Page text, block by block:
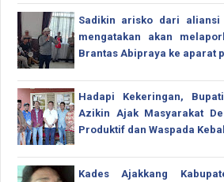
Sadikin arisko dari aliansi
mengatakan akan
Brantas Abipraya ke aparat
Hadapi Kekeringan,
Azikin Ajak Masyarakat
Produktif dan Waspada
Kades Ajakkang